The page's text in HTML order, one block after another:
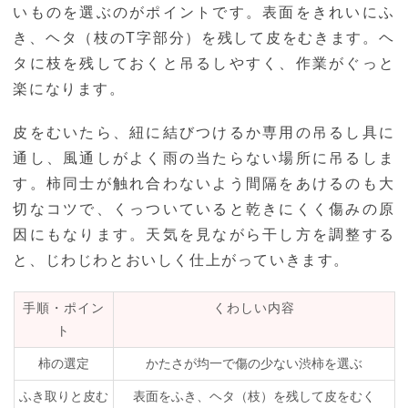
いものを選ぶのがポイントです。表面をきれいにふ
き、ヘタ（枝のT字部分）を残して皮をむきます。ヘ
タに枝を残しておくと吊るしやすく、作業がぐっと
楽になります。
皮をむいたら、紐に結びつけるか専用の吊るし具に
通し、風通しがよく雨の当たらない場所に吊るしま
す。柿同士が触れ合わないよう間隔をあけるのも大
切なコツで、くっついていると乾きにくく傷みの原
因にもなります。天気を見ながら干し方を調整する
と、じわじわとおいしく仕上がっていきます。
手順・ポイン
ト
くわしい内容
柿の選定 かたさが均一で傷の少ない渋柿を選ぶ
ふき取りと皮む 表面をふき、ヘタ（枝）を残して皮をむく